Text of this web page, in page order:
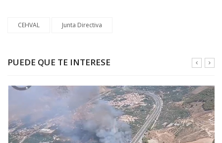
CEHVAL Junta Directiva
PUEDE QUE TE INTERESE